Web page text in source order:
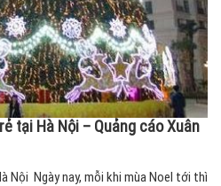
tại Hà Nội – Quảng cáo Xuân
Nội Ngày nay, mỗi khi mùa Noel tới thì